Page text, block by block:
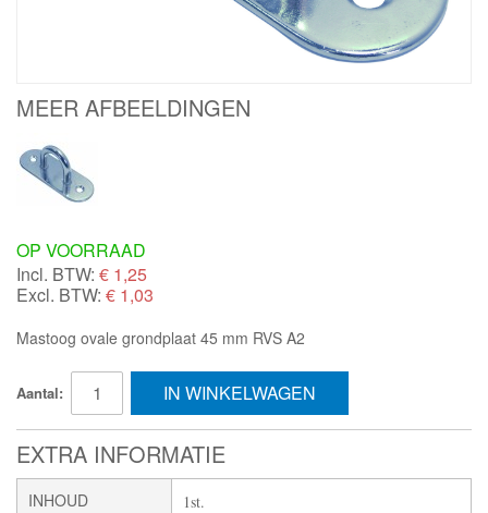
MEER AFBEELDINGEN
OP VOORRAAD
Incl. BTW: € 1,25
Excl. BTW: € 1,03
Mastoog ovale grondplaat 45 mm RVS A2
Aantal: IN WINKELWAGEN
EXTRA INFORMATIE
INHOUD 1st.